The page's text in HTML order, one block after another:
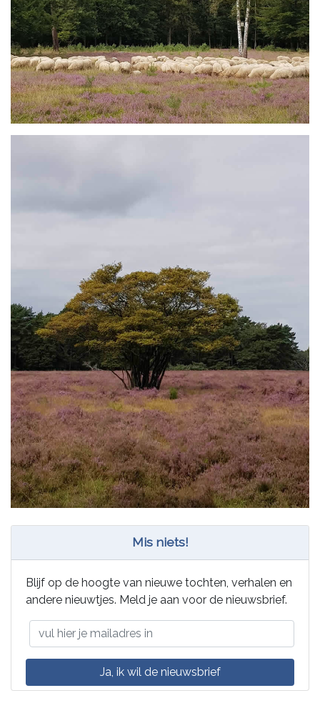
Mis niets!
Blijf op de hoogte van nieuwe tochten, verhalen en
andere nieuwtjes. Meld je aan voor de nieuwsbrief.